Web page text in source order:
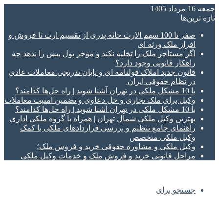
جمعه 16 مرداد 1405
تازه‌ ترین‌ها
صفر تا 100 سهم الارث خانه پدری از تقسیم ارث تا فروش و
افراز ملک ورثه ای
اگر مستأجر ملک را تخلیه نکند و موجر پول پیش را ندهد چه
راهکار قانونی وجود دارد؟
قانون جدید املاک قولنامه ای و پایان تدریجی معاملات عادی
در نظام حقوقی ایران
با 10 مشکل ملکی در تهران آشنا شوید | راه حل‌ها کدامند؟
وکیل برای ملک تجاری و حل دعاوی و تضمین امنیت معاملات
با 10 مشکل ملکی در تهران آشنا شوید | راه حل‌ها کدامند؟
بهترین وکیل ملکی شمال تهران | همراه با گروه ملکی اداری
راهنمای جامع تنظیم و بررسی قراردادهای ملکی با کمک
وکیل ملکی متخصص
وکیل ملکی و مشاوره حقوقی خرید و فروش ملک؛
مراحل قانونی خرید و فروش ملک و خدمات وکیل ملکی
جستجو برای